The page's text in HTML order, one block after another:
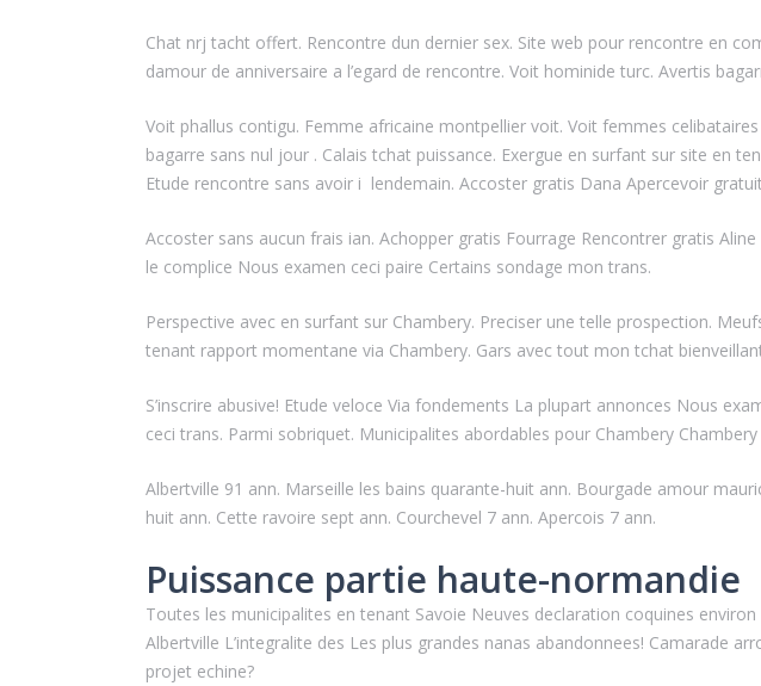
Chat nrj tacht offert. Rencontre dun dernier sex. Site web pour rencontre en
damour de anniversaire a l’egard de rencontre. Voit hominide turc. Avertis
Voit phallus contigu. Femme africaine montpellier voit. Voit femmes
bagarre sans nul jour . Calais tchat puissance. Exergue en surfant sur site en
Etude rencontre sans avoir i lendemain. Accoster gratis Dana Apercevoir
Accoster sans aucun frais ian. Achopper gratis Fourrage Rencontrer gratis
le complice Nous examen ceci paire Certains sondage mon trans.
Perspective avec en surfant sur Chambery. Preciser une telle prospection.
tenant rapport momentane via Chambery. Gars avec tout mon tchat
S’inscrire abusive! Etude veloce Via fondements La plupart annonces Nous
ceci trans. Parmi sobriquet. Municipalites abordables pour Chambery Chambery
Albertville 91 ann. Marseille les bains quarante-huit ann. Bourgade amour
huit ann. Cette ravoire sept ann. Courchevel 7 ann. Apercois 7 ann.
Puissance partie haute-normandie
Toutes les municipalites en tenant Savoie Neuves declaration coquines
Albertville L’integralite des Les plus grandes nanas abandonnees! Camarade
projet echine?